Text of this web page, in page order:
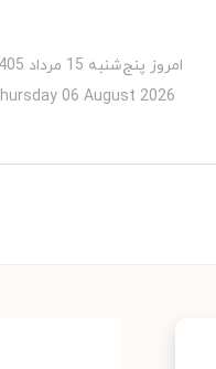
امروز پنج‌شنبه 15 مرداد 1405
Thursday 06 August 2026